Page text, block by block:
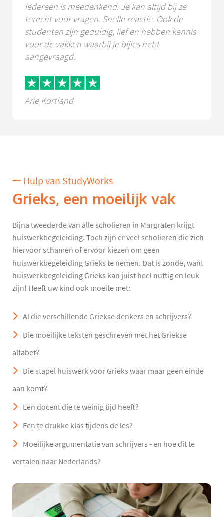
iedereen is meedenkend. Je kan altijd bij ze
terecht voor vragen. Snelle reactie. Ook de
studenten zijn geduldig, lief en hebben kennis
voor de vakken waarbij je bijles hebt
aangevraagd.
Arie Kortland
Hulp van StudyWorks
Grieks, een moeilijk vak
Bijna tweederde van alle scholieren in Margraten krijgt
huiswerkbegeleiding. Toch zijn er veel scholieren die zich
hiervoor schamen of ervoor kiezen om geen
huiswerkbegeleiding Grieks te nemen. Dat is zonde, want
huiswerkbegeleiding Grieks kan juist heel nuttig en leuk
zijn! Heeft uw kind ook moeite met:
Al die verschillende Griekse denkers en schrijvers?
Die moeilijke teksten geschreven met het Griekse
alfabet?
Die stapel huiswerk voor Grieks waar maar geen einde
aan komt?
Een docent die te weinig tijd heeft?
Een te drukke klas tijdens de les?
Moeilijke argumentatie van schrijvers - en hoe dit te
vertalen naar Nederlands?